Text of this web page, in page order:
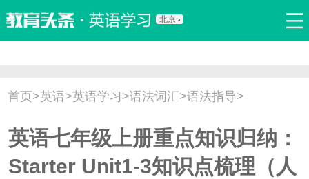
北京
双语新闻 口译翻译 职场英语 娱乐英语 少儿英语
流行语 新概念
首页>英语>英语学习 >语法词汇>语法指导>
英语七年级上册重点知识归纳：
Starter Unit1-3知识点梳理（人